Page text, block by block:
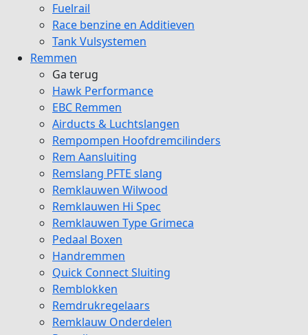
Fuelrail
Race benzine en Additieven
Tank Vulsystemen
Remmen
Ga terug
Hawk Performance
EBC Remmen
Airducts & Luchtslangen
Rempompen Hoofdremcilinders
Rem Aansluiting
Remslang PFTE slang
Remklauwen Wilwood
Remklauwen Hi Spec
Remklauwen Type Grimeca
Pedaal Boxen
Handremmen
Quick Connect Sluiting
Remblokken
Remdrukregelaars
Remklauw Onderdelen